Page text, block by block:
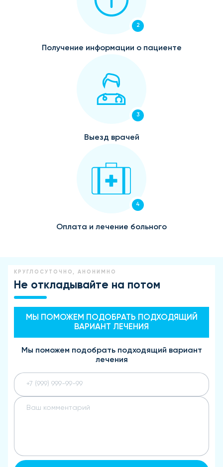
2
Получение информации о пациенте
3
Выезд врачей
4
Оплата и лечение больного
КРУГЛОСУТОЧНО, АНОНИМНО
Не откладывайте на потом
МЫ ПОМОЖЕМ ПОДОБРАТЬ ПОДХОДЯЩИЙ
ВАРИАНТ ЛЕЧЕНИЯ
Мы поможем подобрать подходящий вариант
лечения